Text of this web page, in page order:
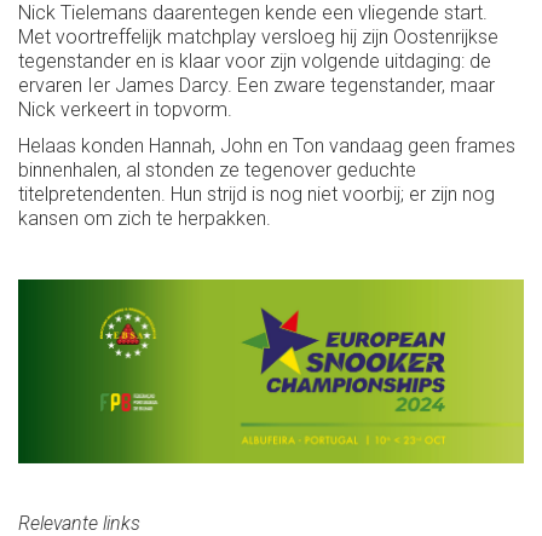
Nick Tielemans daarentegen kende een vliegende start.
Met voortreffelijk matchplay versloeg hij zijn Oostenrijkse
tegenstander en is klaar voor zijn volgende uitdaging: de
ervaren Ier James Darcy. Een zware tegenstander, maar
Nick verkeert in topvorm.
Helaas konden Hannah, John en Ton vandaag geen frames
binnenhalen, al stonden ze tegenover geduchte
titelpretendenten. Hun strijd is nog niet voorbij; er zijn nog
kansen om zich te herpakken.
Relevante links